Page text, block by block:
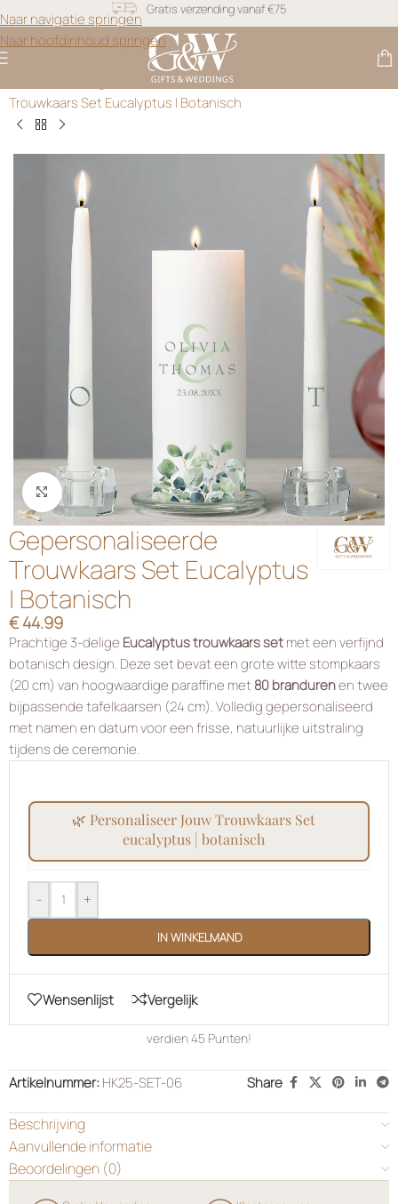
Naar navigatie springen
Naar hoofdinhoud springen
Snel geleverd
Gratis personalisatie
Trouwkaarsen>Gepersonaliseerde
Trouwkaars Set Eucalyptus | Botanisch
Klik om te vergroten
Gepersonaliseerde
Trouwkaars Set Eucalyptus
| Botanisch
€ 44.99
Prachtige 3-delige Eucalyptus trouwkaars setmet een verfijnd
botanisch design. Deze set bevat een grote witte stompkaars
(20 cm) van hoogwaardige paraffine met 80 brandurenen twee
bijpassende tafelkaarsen (24 cm). Volledig gepersonaliseerd
met namen en datum voor een frisse, natuurlijke uitstraling
tijdens de ceremonie.
🌿 personaliseer jouw trouwkaars set
eucalyptus | botanisch
- +
IN WINKELMAND
Wensenlijst Vergelijk
verdien45 Punten!
Artikelnummer:HK25-SET-06 Share
Beschrijving
Aanvullende informatie
Beoordelingen (0)